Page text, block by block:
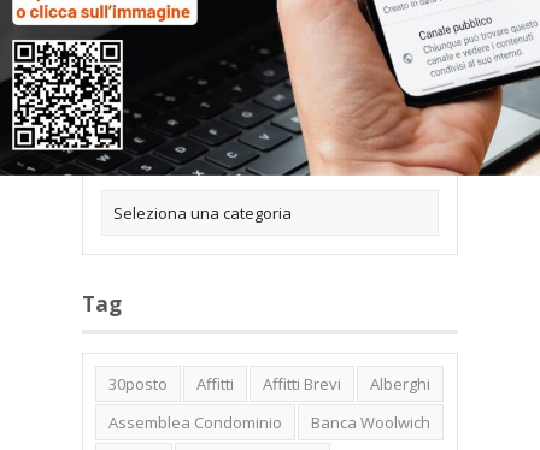
Categorie
Tag
30posto Affitti Affitti Brevi
Alberghi
Assemblea Condominio
Banca Woolwich